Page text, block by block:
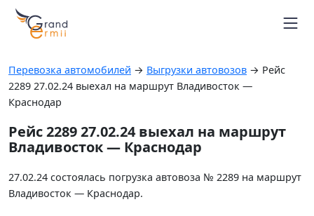
Расписание рейсов
Блог
+7 964 451-26-94
г. Владивосток
Перевозка автомобилей → Выгрузки автовозов → Рейс
2289 27.02.24 выехал на маршрут Владивосток —
Краснодар
Рейс 2289 27.02.24 выехал на маршрут
Владивосток — Краснодар
27.02.24 состоялась погрузка автовоза № 2289 на маршрут
Владивосток — Краснодар.